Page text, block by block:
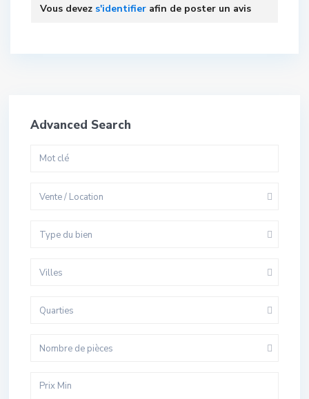
Vous devez s'identifier afin de poster un avis
Advanced Search
Vente / Location
Type du bien
Villes
Quarties
Nombre de pièces